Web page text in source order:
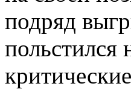
подряд